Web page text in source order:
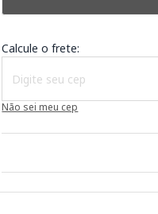
Calcule o frete:
Não sei meu cep